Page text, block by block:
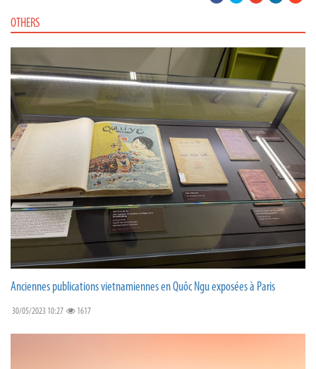
OTHERS
Anciennes publications vietnamiennes en Quôc Ngu exposées à Paris
30/05/2023 10:27 1617